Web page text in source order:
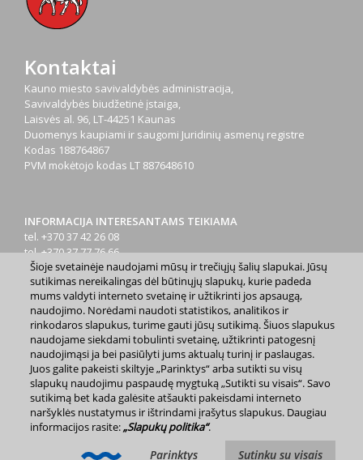
Kontaktai
Kauno miesto savivaldybės administracija,
Savivaldybės biudžetinė įstaiga,
Laisvės al. 96, LT-44251 Kaunas
Duomenys kaupiami ir saugomi Juridinių asmenų registre
Kodas 188764867
PVM mokėtojo kodas LT 887648610
INFORMACIJA INTERESANTAMS TEIKIAMA
tel. +370 37 42 26 08
tel. +370 37 77 76 66
tel. +370 660 07000
el. p.info@kaunas.lt
2023 m. Kauno miesto savivaldybė. Kopijuoti ir platinti
www.kaunas.lt skelbiamą informaciją be autorių sutikimo draudžiama.
Svetainės žemėlapis »
Šioje svetainėje naudojami mūsų ir trečiųjų šalių slapukai. Jūsų
sutikimas nereikalingas dėl būtinųjų slapukų, kurie padeda
mums valdyti interneto svetainę ir užtikrinti jos apsaugą,
naudojimo. Norėdami naudoti statistikos, analitikos ir
rinkodaros slapukus, turime gauti jūsų sutikimą. Šiuos slapukus
naudojame siekdami tobulinti svetainę, užtikrinti patogesnį
naudojimąsi ja bei pasiūlyti jums aktualų turinį ir paslaugas.
Juos galite pakeisti skiltyje „Parinktys“ arba sutikti su visų
slapukų naudojimu paspaudę mygtuką „Sutikti su visais“. Savo
sutikimą bet kada galėsite atšaukti pakeisdami interneto
naršyklės nustatymus ir ištrindami įrašytus slapukus. Daugiau
informacijos rasite:„Slapukų politika“.
Parinktys Sutinku su visais